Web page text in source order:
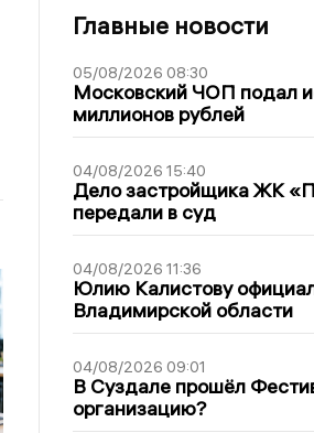
Главные новости
05/08/2026 08:30
Московский ЧОП подал
миллионов рублей
04/08/2026 15:40
Дело застройщика ЖК
передали в суд
04/08/2026 11:36
Юлию Калистову
Владимирской области
04/08/2026 09:01
В Суздале прошёл
организацию?